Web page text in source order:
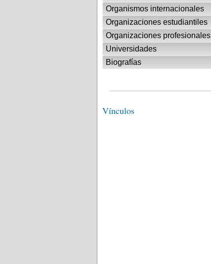
Organismos internacionales
Organizaciones estudiantiles
Organizaciones profesionales
Universidades
Biografías
Vínculos